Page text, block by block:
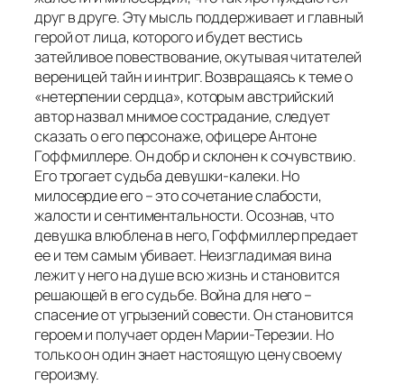
друг в друге. Эту мысль поддерживает и главный
герой от лица, которого и будет вестись
затейливое повествование, окутывая читателей
вереницей тайн и интриг. Возвращаясь к теме о
«нетерпении сердца», которым австрийский
автор назвал мнимое сострадание, следует
сказать о его персонаже, офицере Антоне
Гоффмиллере. Он добр и склонен к сочувствию.
Его трогает судьба девушки-калеки. Но
милосердие его – это сочетание слабости,
жалости и сентиментальности. Осознав, что
девушка влюблена в него, Гоффмиллер предает
ее и тем самым убивает. Неизгладимая вина
лежит у него на душе всю жизнь и становится
решающей в его судьбе. Война для него –
спасение от угрызений совести. Он становится
героем и получает орден Марии-Терезии. Но
только он один знает настоящую цену своему
героизму.